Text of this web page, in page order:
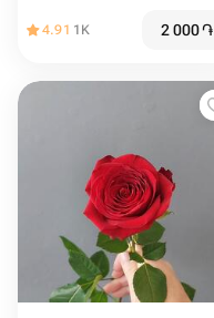
4.91 1K 2 000֏